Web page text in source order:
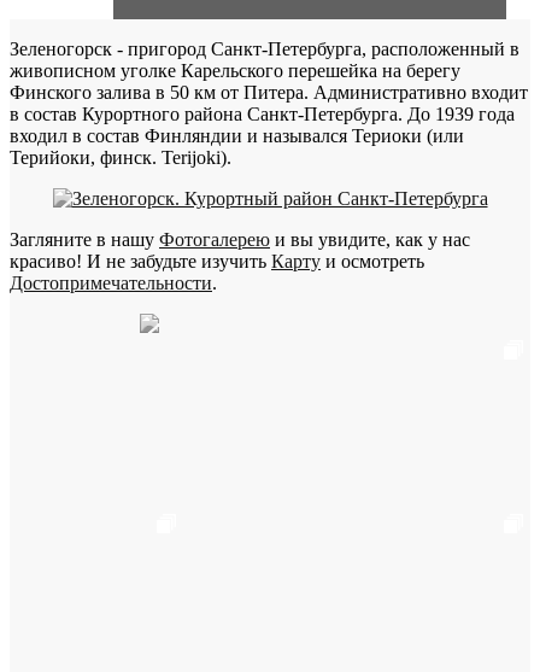
Зеленогорск - пригород Санкт-Петербурга, расположенный в
живописном уголке Карельского перешейка на берегу
Финского залива в 50 км от Питера. Административно входит
в состав Курортного района Санкт-Петербурга. До 1939 года
входил в состав Финляндии и назывался Териоки (или
Терийоки, финск. Terijoki).
Загляните в нашу Фотогалерею и вы увидите, как у нас
красиво! И не забудьте изучить Карту и осмотреть
Достопримечательности.